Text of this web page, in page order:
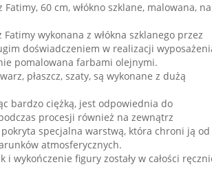
60 cm, włókno szklane, malowana, na
wykonana z włókna szklanego przez
doświadczeniem w realizacji
pomalowana farbami olejnymi.
płaszcz, szaty, są wykonane z dużą
bardzo ciężką, jest odpowiednia do
procesji również na zewnątrz
pokryta specjalna warstwą, która chroni ją od
atmosferycznych.
i wykończenie figury zostały w całości